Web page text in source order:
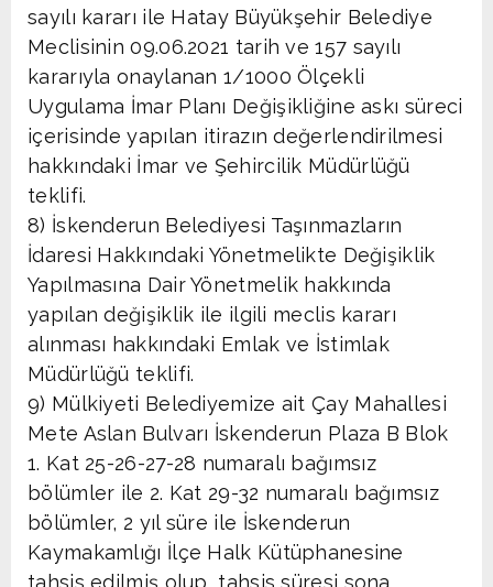
sayılı kararı ile Hatay Büyükşehir Belediye
Meclisinin 09.06.2021 tarih ve 157 sayılı
kararıyla onaylanan 1/1000 Ölçekli
Uygulama İmar Planı Değişikliğine askı süreci
içerisinde yapılan itirazın değerlendirilmesi
hakkındaki İmar ve Şehircilik Müdürlüğü
teklifi.
8) İskenderun Belediyesi Taşınmazların
İdaresi Hakkındaki Yönetmelikte Değişiklik
Yapılmasına Dair Yönetmelik hakkında
yapılan değişiklik ile ilgili meclis kararı
alınması hakkındaki Emlak ve İstimlak
Müdürlüğü teklifi.
9) Mülkiyeti Belediyemize ait Çay Mahallesi
Mete Aslan Bulvarı İskenderun Plaza B Blok
1. Kat 25-26-27-28 numaralı bağımsız
bölümler ile 2. Kat 29-32 numaralı bağımsız
bölümler, 2 yıl süre ile İskenderun
Kaymakamlığı İlçe Halk Kütüphanesine
tahsis edilmiş olup, tahsis süresi sona